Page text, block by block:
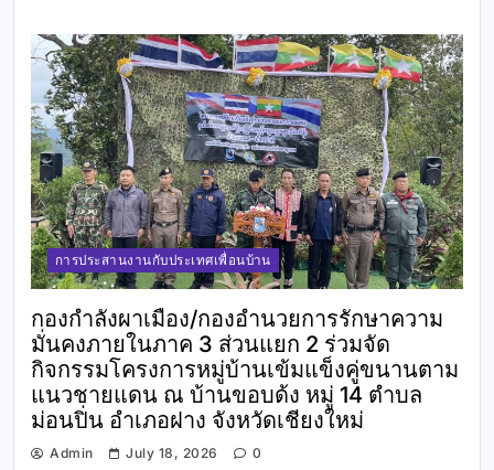
การประสานงานกับประเทศเพื่อนบ้าน
กองกำลังผาเมือง/กองอำนวยการรักษาความ
มั่นคงภายในภาค 3 ส่วนแยก 2 ร่วมจัด
กิจกรรมโครงการหมู่บ้านเข้มแข็งคู่ขนานตาม
แนวชายแดน ณ บ้านขอบด้ง หมู่ 14 ตำบล
ม่อนปิ่น อำเภอฝาง จังหวัดเชียงใหม่
Admin July 18, 2026 0